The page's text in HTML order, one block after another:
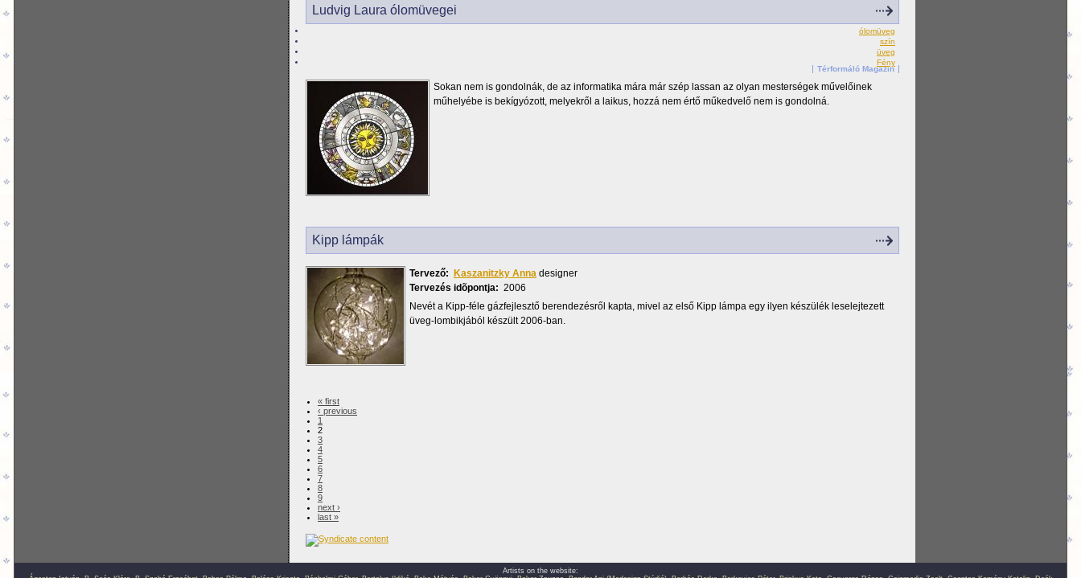
Ludvig Laura ólomüvegei
ólomüveg
szín
üveg
Fény
Térformáló Magazin
Sokan nem is gondolnák, de az informatika mára már szép lassan az olyan mesterségek művelőinek
műhelyébe is bekígyózott, melyekről a laikus, hozzá nem értő műkedvelő nem is gondolná.
Kipp lámpák
Tervező: Kaszanitzky Anna designer
Tervezés idõpontja: 2006
Nevét a Kipp-féle gázfejlesztő berendezésről kapta, mivel az első Kipp lámpa egy ilyen készülék leselejtezett
üveg-lombikjából készült 2006-ban.
« first
‹ previous
1
2
3
4
5
6
7
8
9
next ›
last »
Artists on the website: